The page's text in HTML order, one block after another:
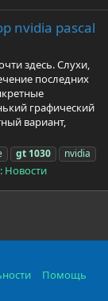
nvidia pascal
здесь. Слухи,
последних
графический
вариант,
gt 1030
nvidia
Новости
Помощь